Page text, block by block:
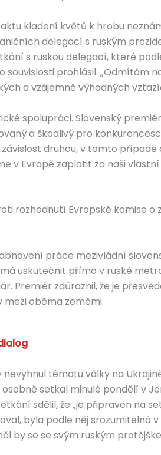
kladení květů k hrobu
delegací s ruským
s ruskou delegací, které
prohlásil: „Odmítám
a vzájemně výhodných
spolupráci. Slovenský
a škodlivý pro
druhou, v tomto
v Evropě zaplatit za naši
rozhodnutí Evropské komise
práce mezivládní
uskutečnit přímo v ruské
Premiér zdůraznil, že je
oběma zeměmi.
tématu války na
setkal minulé pondělí v
sdělil, že „je připraven na
byla podle něj srozumitelná
by se se svým ruským